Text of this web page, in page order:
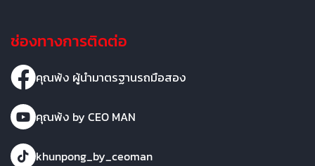
ช่องทางการติดต่อ
คุณพ้ง ผู้นำมาตรฐานรถมือสอง
คุณพ้ง by CEO MAN
khunpong_by_ceoman